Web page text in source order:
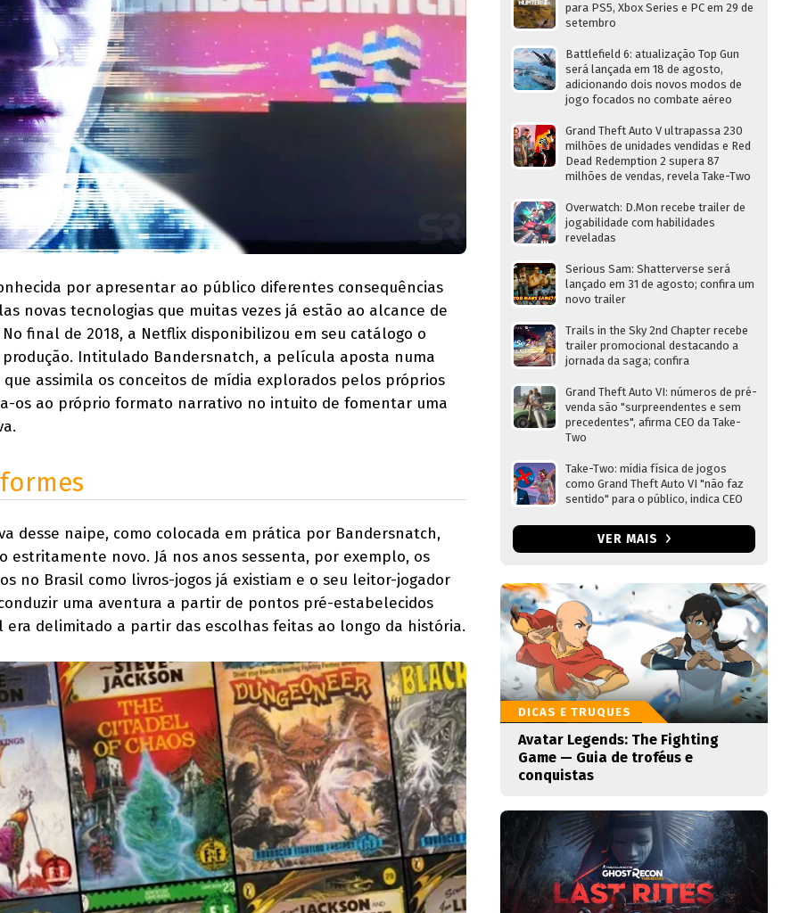
por apresentar ao público diferentes consequências
novas tecnologias que muitas vezes já estão ao alcance de
final de 2018, a Netflix disponibilizou em seu catálogo o
Intitulado Bandersnatch, a película aposta numa
assimila os conceitos de mídia explorados pelos próprios
os ao próprio formato narrativo no intuito de fomentar uma
desse naipe, como colocada em prática por Bandersnatch,
estritamente novo. Já nos anos sessenta, por exemplo, os
no Brasil como livros-jogos já existiam e o seu leitor-jogador
uma aventura a partir de pontos pré-estabelecidos
delimitado a partir das escolhas feitas ao longo da história.
para PS5, Xbox Series e PC em 29 de
setembro
Battlefield 6: atualização Top Gun
será lançada em 18 de agosto,
adicionando dois novos modos de
jogo focados no combate aéreo
Grand Theft Auto V ultrapassa 230
milhões de unidades vendidas e Red
Dead Redemption 2 supera 87
milhões de vendas, revela Take-Two
Overwatch: D.Mon recebe trailer de
jogabilidade com habilidades
reveladas
Serious Sam: Shatterverse será
lançado em 31 de agosto; confira um
novo trailer
Trails in the Sky 2nd Chapter recebe
trailer promocional destacando a
jornada da saga; confira
Grand Theft Auto VI: números de pré-
venda são "surpreendentes e sem
precedentes", afirma CEO da Take-
Two
Take-Two: mídia física de jogos
como Grand Theft Auto VI "não faz
sentido" para o público, indica CEO
VER MAIS
DICAS E TRUQUES
Avatar Legends: The Fighting
Game — Guia de troféus e
conquistas